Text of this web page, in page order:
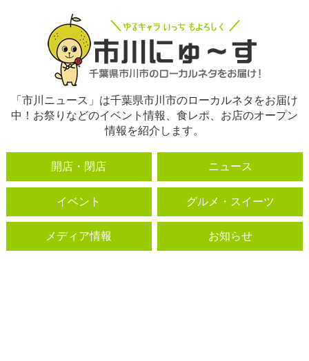
「市川ニュース」は千葉県市川市のローカルネタをお届け
中！お祭りなどのイベント情報、食レポ、お店のオープン
情報を紹介します。
開店・閉店 ニュース
イベント グルメ・スイーツ
メディア情報 お知らせ